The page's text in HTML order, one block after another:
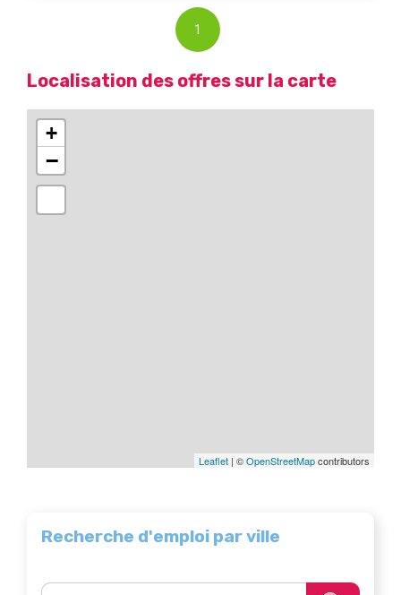
1
Localisation des offres sur la carte
+
−
Leaflet | ©OpenStreetMapcontributors
Recherche d'emploi par ville